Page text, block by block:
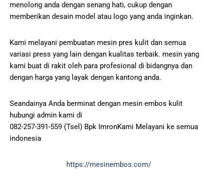
menolong anda dengan senang hati, cukup dengan
memberikan desain model atau logo yang anda inginkan.
Kami melayani pembuatan mesin pres kulit dan semua
variasi press yang lain dengan kualitas terbaik. mesin yang
kami buat di rakit oleh para profesional di bidangnya dan
dengan harga yang layak dengan kantong anda.
Seandainya Anda berminat dengan mesin embos kulit
hubungi admin kami di
082-257-391-559 (Tsel) Bpk ImronKami Melayani ke semua
indonesia
https://mesinembos.com/